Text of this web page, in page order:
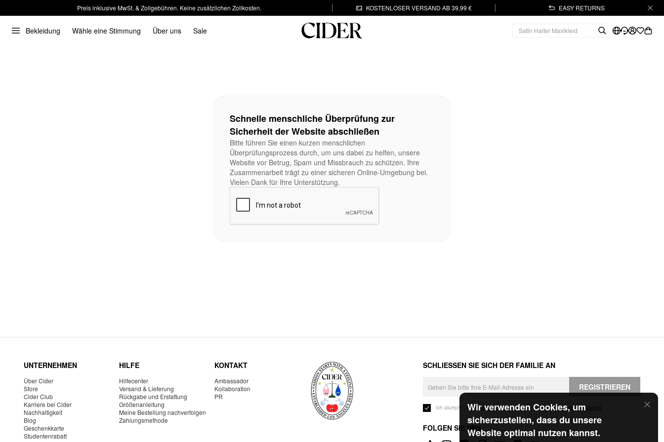
Preis inklusive MwSt. & Zollgebühren. Keine zusätzlichen Zollkosten. KOSTENLOSER VERSAND AB 39,99 € EASY RETURNS
Bekleidung Wähle eine Stimmung Über uns Sale
Wir verwenden Cookies, um
sicherzustellen, dass du unsere
Website optimal nutzen kannst.
Schnelle menschliche Überprüfung zur
Sicherheit der Website abschließen
Bitte führen Sie einen kurzen menschlichen
Überprüfungsprozess durch, um uns dabei zu helfen, unsere
Website vor Betrug, Spam und Missbrauch zu schützen. Ihre
Zusammenarbeit trägt zu einer sicheren Online-Umgebung bei.
Vielen Dank für Ihre Unterstützung.
UNTERNEHMEN
Über Cider
Store
Cider Club
Karriere bei Cider
Nachhaltigkeit
Blog
Geschenkkarte
Studentenrabatt
HILFE
Hilfecenter
Versand & Lieferung
Rückgabe und Erstattung
Größenanleitung
Meine Bestellung nachverfolgen
Zahlungsmethode
KONTAKT
Ambassador
Kollaboration
PR
SCHLIESSEN SIE SICH DER FAMILIE AN
REGISTRIEREN
Ich akzeptiere dieGeschäftsbedingungen und die Datenschutzerklärung
FOLGEN SIE UNS